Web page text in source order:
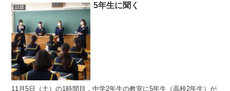
話題 5年生に聞く
11月5日（土）の1時間目，中学2年生の教室に5年生（高校2年生）が